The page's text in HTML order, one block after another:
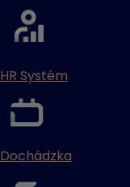
HR Systém
Dochádzka